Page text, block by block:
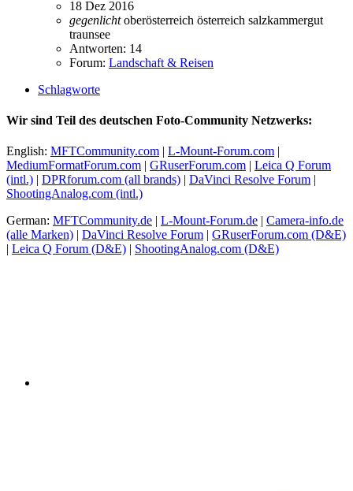
18 Dez 2016
gegenlicht oberösterreich österreich salzkammergut
traunsee
Antworten: 14
Forum: Landschaft & Reisen
Schlagworte
Wir sind Teil des deutschen Foto-Community Netzwerks:
English: MFTCommunity.com | L-Mount-Forum.com |
MediumFormatForum.com | GRuserForum.com | Leica Q Forum
(intl.) | DPRforum.com (all brands) | DaVinci Resolve Forum |
ShootingAnalog.com (intl.)
German: MFTCommunity.de | L-Mount-Forum.de | Camera-info.de
(alle Marken) | DaVinci Resolve Forum | GRuserForum.com (D&E)
| Leica Q Forum (D&E) | ShootingAnalog.com (D&E)